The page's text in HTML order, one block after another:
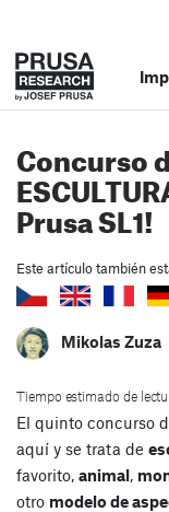
Concurso
Prusa SL1!
Este artículo también
Mikolas Zuza
Tiempo estimado de
El quinto concurso
aquí y se trata de
favorito, animal,
otro modelo de